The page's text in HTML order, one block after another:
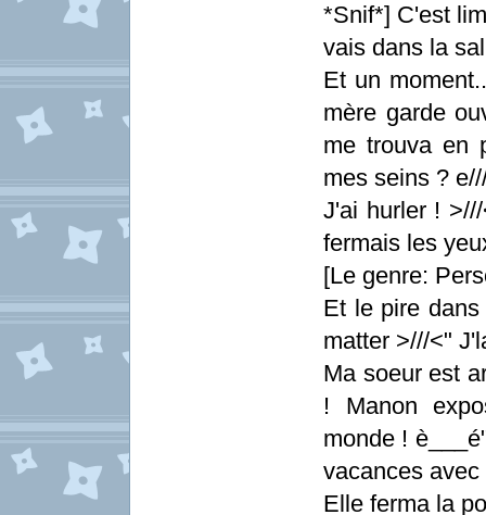
*Snif*] C'est
vais dans la
Et un
mère garde
me trouva en
mes seins ?
J'ai hurler !
fermais les
[Le genre:
Et le pire
matter >///<"
Ma soeur est
! Manon
monde !
vacances
Elle ferma la